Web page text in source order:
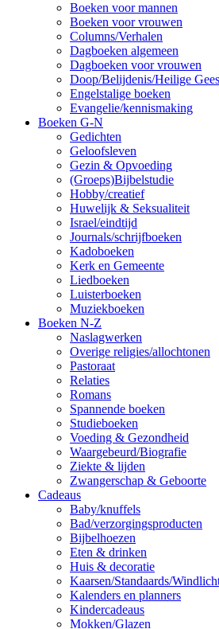
Boeken voor mannen
Boeken voor vrouwen
Columns/Verhalen
Dagboeken algemeen
Dagboeken voor vrouwen
Doop/Belijdenis/Heilige
Engelstalige boeken
Evangelie/kennismaking
Boeken G-N
Gedichten
Geloofsleven
Gezin & Opvoeding
(Groeps)Bijbelstudie
Hobby/creatief
Huwelijk & Seksualiteit
Israel/eindtijd
Journals/schrijfboeken
Kadoboeken
Kerk en Gemeente
Liedboeken
Luisterboeken
Muziekboeken
Boeken N-Z
Naslagwerken
Overige religies/allochtonen
Pastoraat
Relaties
Romans
Spannende boeken
Studieboeken
Voeding & Gezondheid
Waargebeurd/Biografie
Ziekte & lijden
Zwangerschap & Geboorte
Cadeaus
Baby/knuffels
Bad/verzorgingsproducten
Bijbelhoezen
Eten & drinken
Huis & decoratie
Kaarsen/Standaards/
Kalenders en planners
Kindercadeaus
Mokken/Glazen